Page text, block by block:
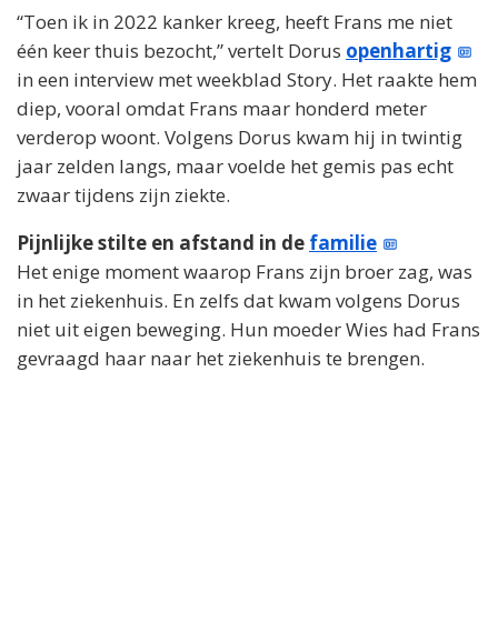
“Toen ik in 2022 kanker kreeg, heeft Frans me niet
één keer thuis bezocht,” vertelt Dorus openhartig
in een interview met weekblad Story. Het raakte hem
diep, vooral omdat Frans maar honderd meter
verderop woont. Volgens Dorus kwam hij in twintig
jaar zelden langs, maar voelde het gemis pas echt
zwaar tijdens zijn ziekte.
Pijnlijke stilte en afstand in de familie
Het enige moment waarop Frans zijn broer zag, was
in het ziekenhuis. En zelfs dat kwam volgens Dorus
niet uit eigen beweging. Hun moeder Wies had Frans
gevraagd haar naar het ziekenhuis te brengen.